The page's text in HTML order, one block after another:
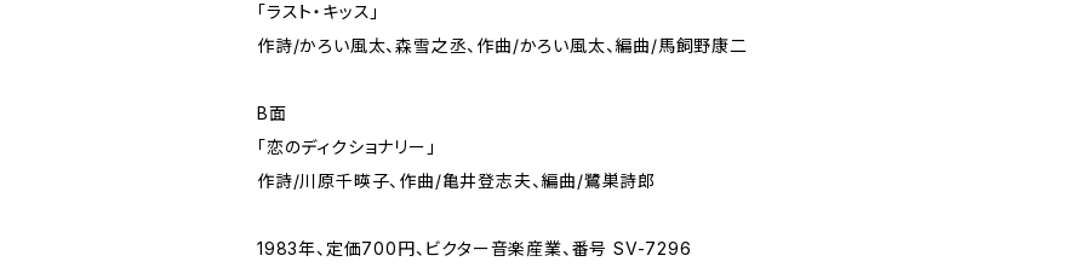
「ラスト・キッス」
作詩/かろい風太、森雪之丞、作曲/かろい風太、編曲/馬飼野康二
B面
「恋のディクショナリー」
作詩/川原千暎子、作曲/亀井登志夫、編曲/鷺巣詩郎
1983年、定価700円、ビクター音楽産業、番号 SV-7296